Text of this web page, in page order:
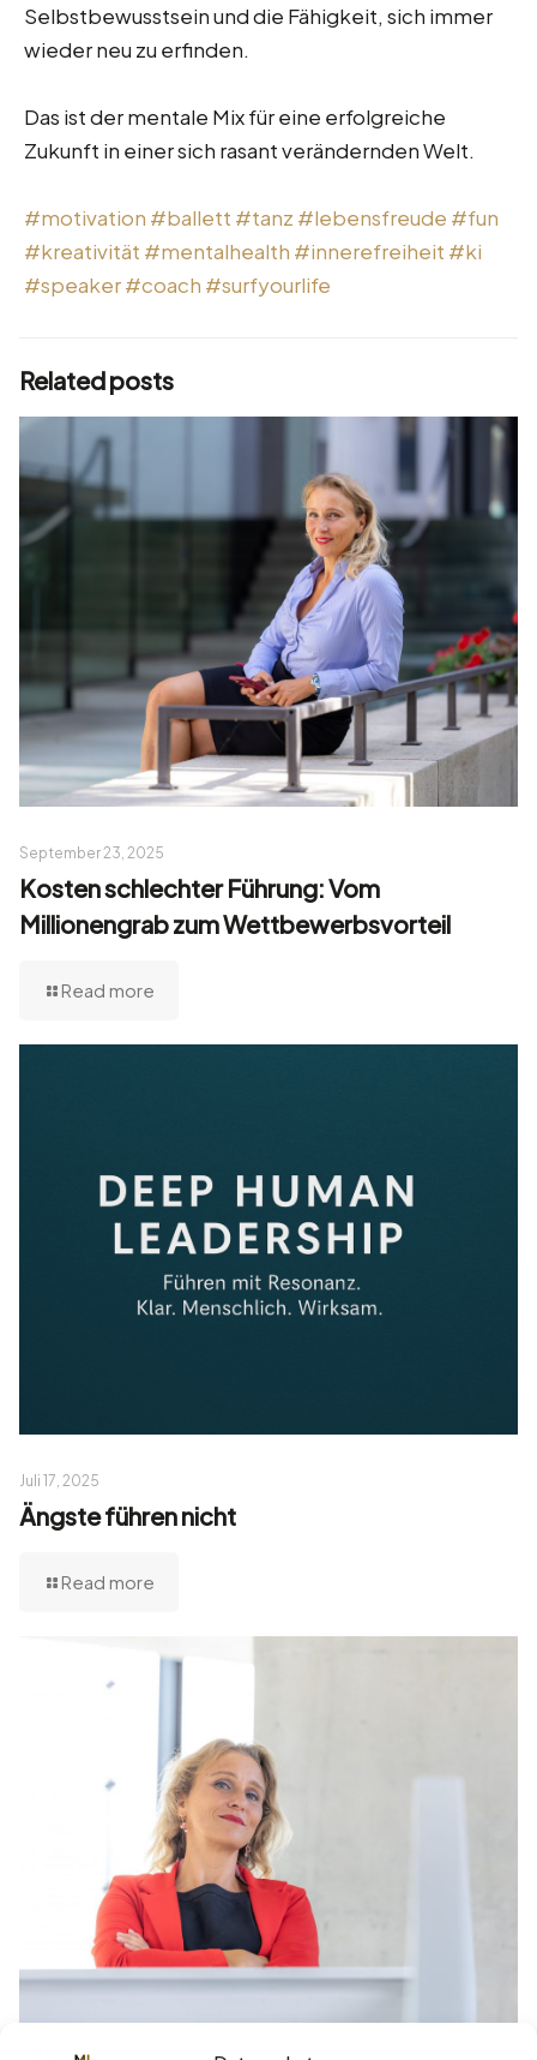
Selbstbewusstsein und die Fähigkeit, sich immer
wieder neu zu erfinden.
Das ist der mentale Mix für eine erfolgreiche
Zukunft in einer sich rasant verändernden Welt.
#motivation #ballett #tanz #lebensfreude #fun
#kreativität #mentalhealth #innerefreiheit #ki
#speaker#coach #surfyourlife
Related posts
September 23, 2025
Kosten schlechter Führung: Vom
Millionengrab zum Wettbewerbsvorteil
Read more
Juli 17, 2025
Ängste führen nicht
Read more